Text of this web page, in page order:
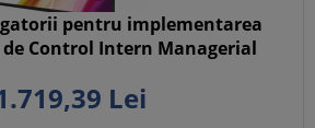
pentru implementarea
Control Intern Managerial
39 Lei